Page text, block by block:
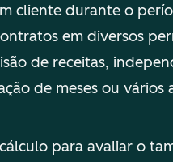
cliente durante o
em diversos
de receitas,
de meses ou vários
para avaliar o